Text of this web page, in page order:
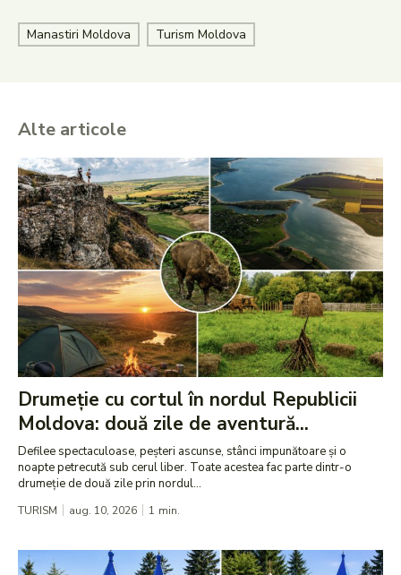
Manastiri Moldova Turism Moldova
Alte articole
Drumeție cu cortul în nordul Republicii
Moldova: două zile de aventură...
Defilee spectaculoase, peșteri ascunse, stânci impunătoare și o
noapte petrecută sub cerul liber. Toate acestea fac parte dintr-o
drumeție de două zile prin nordul...
TURISM aug. 10, 2026 1 min.